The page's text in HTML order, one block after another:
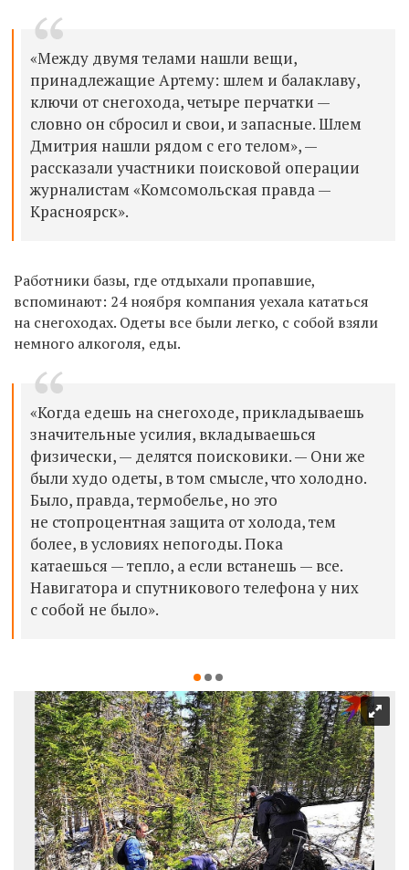
«Между двумя телами нашли вещи,
принадлежащие Артему: шлем и балаклаву,
ключи от снегохода, четыре перчатки —
словно он сбросил и свои, и запасные. Шлем
Дмитрия нашли рядом с его телом», —
рассказали участники поисковой операции
журналистам «Комсомольская правда —
Красноярск».
Работники базы, где отдыхали пропавшие,
вспоминают: 24 ноября компания уехала кататься
на снегоходах. Одеты все были легко, с собой взяли
немного алкоголя, еды.
«Когда едешь на снегоходе, прикладываешь
значительные усилия, вкладываешься
физически, — делятся поисковики. — Они же
были худо одеты, в том смысле, что холодно.
Было, правда, термобелье, но это
не стопроцентная защита от холода, тем
более, в условиях непогоды. Пока
катаешься — тепло, а если встанешь — все.
Навигатора и спутникового телефона у них
с собой не было».